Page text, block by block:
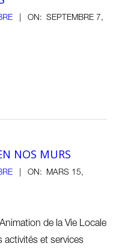
ON: SEPTEMBRE 7,
NOS MURS
ON:
MARS 15,
de la Vie Locale
activités et services